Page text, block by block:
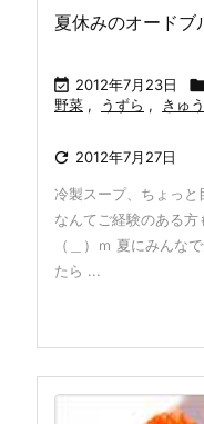
夏休みのオード
 2012年7月23日
野菜 , うずら , きゅ
 2012年7月27日
冷製スープ、ちょっと
なんてご経験のある
（＿）ｍ 夏にみんな
たら ...